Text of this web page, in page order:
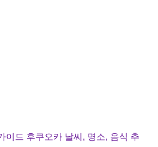
이드 후쿠오카 날씨, 명소, 음식 추